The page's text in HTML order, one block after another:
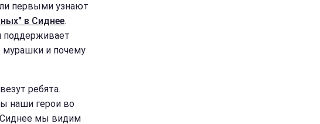
первыми узнают
в Сиднее.
поддерживает
мурашки и почему
ребята.
наши герои во
Сиднее мы видим